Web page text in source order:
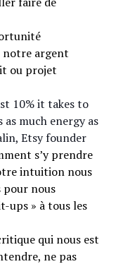
notre argent
ou projet
10% it takes to
much energy as
Etsy founder
s’y prendre
intuition nous
pour nous
ups » à tous les
qui nous est
ne pas